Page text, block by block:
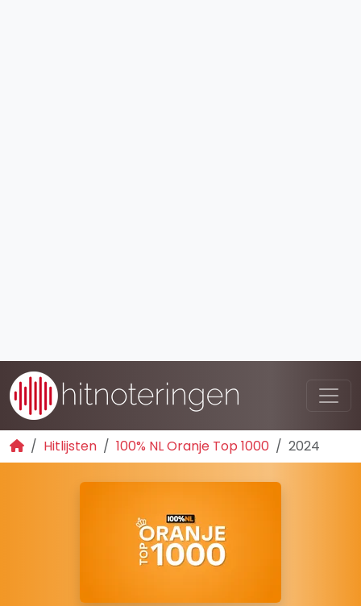
Hitlijsten 100% NL Oranje Top 1000 2024